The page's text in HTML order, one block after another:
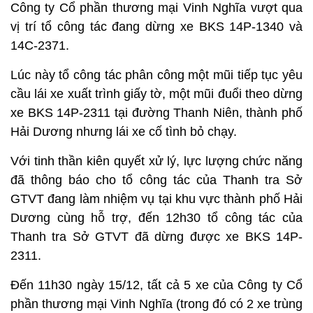
Công ty Cổ phần thương mại Vinh Nghĩa vượt qua
vị trí tổ công tác đang dừng xe BKS 14P-1340 và
14C-2371.
Lúc này tổ công tác phân công một mũi tiếp tục yêu
cầu lái xe xuất trình giấy tờ, một mũi đuổi theo dừng
xe BKS 14P-2311 tại đường Thanh Niên, thành phố
Hải Dương nhưng lái xe cố tình bỏ chạy.
Với tinh thần kiên quyết xử lý, lực lượng chức năng
đã thông báo cho tổ công tác của Thanh tra Sở
GTVT đang làm nhiệm vụ tại khu vực thành phố Hải
Dương cùng hỗ trợ, đến 12h30 tổ công tác của
Thanh tra Sở GTVT đã dừng được xe BKS 14P-
2311.
Đến 11h30 ngày 15/12, tất cả 5 xe của Công ty Cổ
phần thương mại Vinh Nghĩa (trong đó có 2 xe trùng